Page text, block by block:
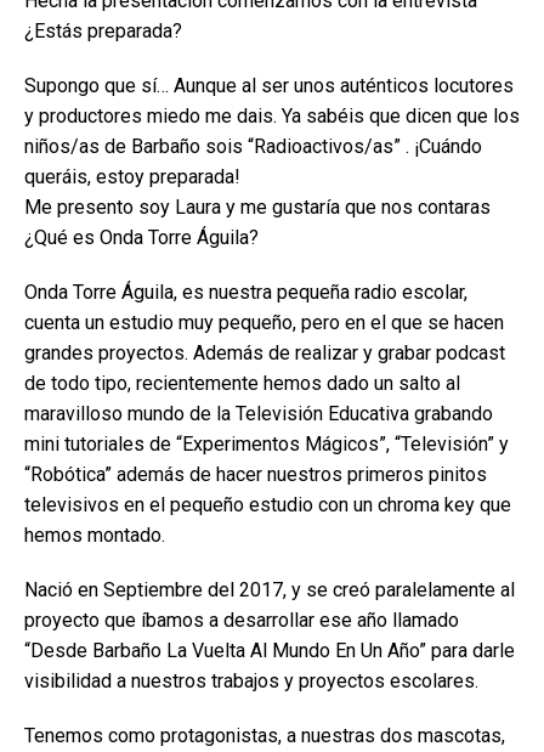
¿Estás preparada?
Supongo que sí… Aunque al ser unos auténticos locutores
y productores miedo me dais. Ya sabéis que dicen que los
niños/as de Barbaño sois “Radioactivos/as” . ¡Cuándo
queráis, estoy preparada!
Me presento soy Laura y me gustaría que nos contaras
¿Qué es Onda Torre Águila?
Onda Torre Águila, es nuestra pequeña radio escolar,
cuenta un estudio muy pequeño, pero en el que se hacen
grandes proyectos. Además de realizar y grabar podcast
de todo tipo, recientemente hemos dado un salto al
maravilloso mundo de la Televisión Educativa grabando
mini tutoriales de “Experimentos Mágicos”, “Televisión” y
“Robótica” además de hacer nuestros primeros pinitos
televisivos en el pequeño estudio con un chroma key que
hemos montado.
Nació en Septiembre del 2017, y se creó paralelamente al
proyecto que íbamos a desarrollar ese año llamado
“Desde Barbaño La Vuelta Al Mundo En Un Año” para darle
visibilidad a nuestros trabajos y proyectos escolares.
Tenemos como protagonistas, a nuestras dos mascotas,